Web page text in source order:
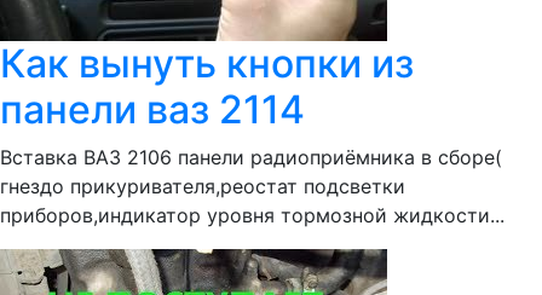
Как вынуть кнопки из
панели ваз 2114
Вставка ВАЗ 2106 панели радиоприёмника в сборе(
гнездо прикуривателя,реостат подсветки
приборов,индикатор уровня тормозной жидкости...